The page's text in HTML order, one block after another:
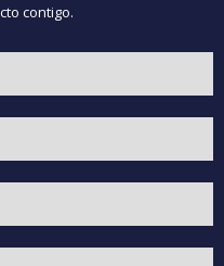
contigo.